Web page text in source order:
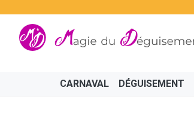
CARNAVAL DÉGUISEMENT